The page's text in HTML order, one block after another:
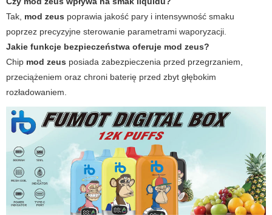
Tak, mod zeus poprawia jakość pary i intensywność smaku
poprzez precyzyjne sterowanie parametrami waporyzacji.
Jakie funkcje bezpieczeństwa oferuje mod zeus?
Chip mod zeus posiada zabezpieczenia przed przegrzaniem,
przeciążeniem oraz chroni baterię przed zbyt głębokim
rozładowaniem.